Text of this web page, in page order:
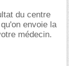
du centre
envoie la
médecin.